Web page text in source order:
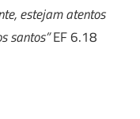
estejam atentos
santos”EF 6.18